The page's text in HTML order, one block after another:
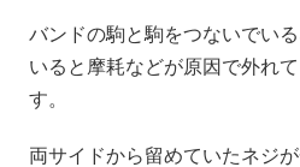
バンドの駒と駒をつないでい
いると摩耗などが原因で外れ
す。
両サイドから留めていたネジ